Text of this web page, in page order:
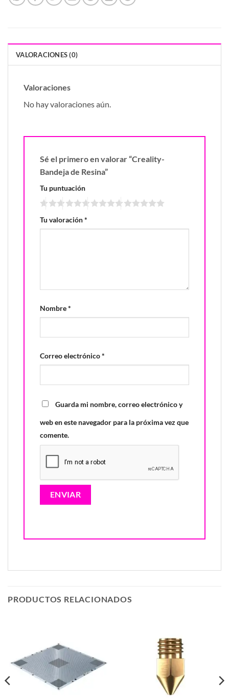
VALORACIONES (0)
Valoraciones
No hay valoraciones aún.
Sé el primero en valorar “Creality-
Bandeja de Resina”
Tu puntuación
Tu valoración*
Nombre*
Correo electrónico*
Guarda mi nombre, correo electrónico y
web en este navegador para la próxima vez que
comente.
PRODUCTOS RELACIONADOS